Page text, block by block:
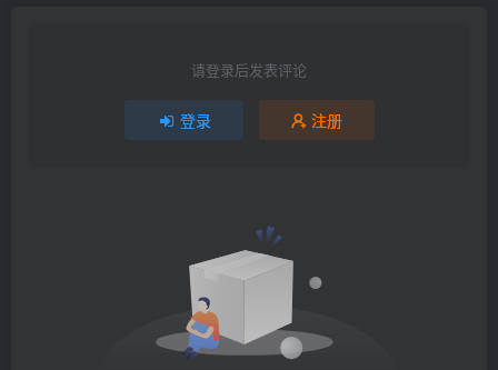
请登录后发表评论
登录 注册